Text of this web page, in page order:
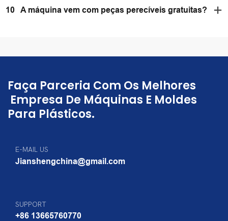
10 A máquina vem com peças perecíveis gratuitas?
Faça Parceria Com Os Melhores
Empresa De Máquinas E Moldes
Para Plásticos.
E-MAIL US
Jianshengchina@gmail.com
SUPPORT
+86 13665760770